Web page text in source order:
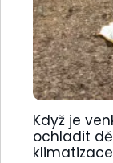
Když je
ochladit
klimatizace